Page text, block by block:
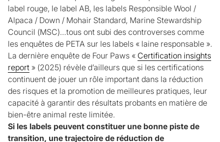
label rouge, le label AB, les labels Responsible Wool /
Alpaca / Down / Mohair Standard, Marine Stewardship
Council (MSC)…tous ont subi des controverses comme
les enquêtes de PETA sur les labels « laine responsable ».
La dernière enquête de Four Paws « Certification insights
report » (2025) révèle d’ailleurs que si les certifications
continuent de jouer un rôle important dans la réduction
des risques et la promotion de meilleures pratiques, leur
capacité à garantir des résultats probants en matière de
bien-être animal reste limitée.
Si les labels peuvent constituer une bonne piste de
transition, une trajectoire de réduction de